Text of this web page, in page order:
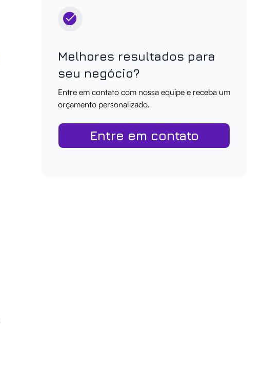
Melhores resultados para
seu negócio?
Entre em contato com nossa equipe e receba um
orçamento personalizado.
Entre em contato